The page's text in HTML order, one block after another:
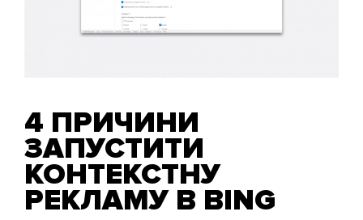
4 ПРИЧИНИ
ЗАПУСТИТИ
КОНТЕКСТНУ
РЕКЛАМУ В BING